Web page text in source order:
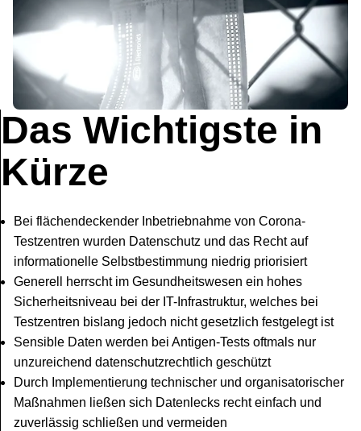
Das Wichtigste in
Kürze
Bei flächendeckender Inbetriebnahme von Corona-
Testzentren wurden Datenschutz und das Recht auf
informationelle Selbstbestimmung niedrig priorisiert
Generell herrscht im Gesundheitswesen ein hohes
Sicherheitsniveau bei der IT-Infrastruktur, welches bei
Testzentren bislang jedoch nicht gesetzlich festgelegt ist
Sensible Daten werden bei Antigen-Tests oftmals nur
unzureichend datenschutzrechtlich geschützt
Durch Implementierung technischer und organisatorischer
Maßnahmen ließen sich Datenlecks recht einfach und
zuverlässig schließen und vermeiden